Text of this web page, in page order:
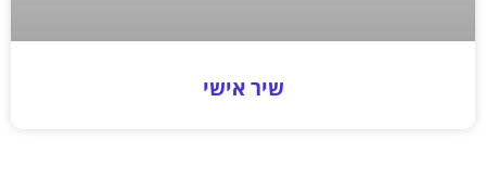
שיר אישי